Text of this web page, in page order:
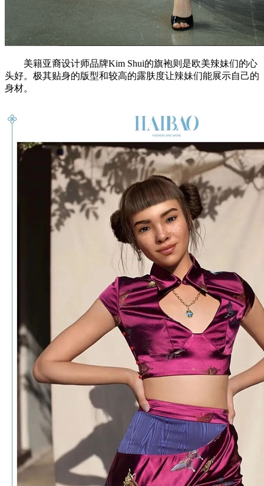
美籍亚裔设计师品牌Kim Shui的旗袍则是欧美辣妹们的心
头好。极其贴身的版型和较高的露肤度让辣妹们能展示自己的
身材。